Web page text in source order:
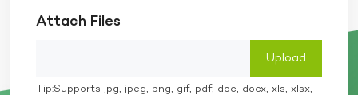
Attach Files
Tip:Supports jpg, jpeg, png, gif, pdf, doc, docx, xls, xlsx,